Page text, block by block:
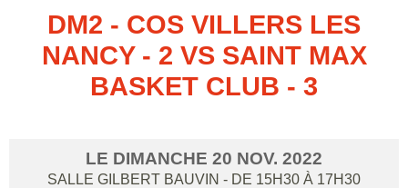
DM2 - COS VILLERS LES
NANCY - 2 VS SAINT MAX
BASKET CLUB - 3
LE DIMANCHE 20 NOV. 2022
SALLE GILBERT BAUVIN - DE 15H30 À 17H30